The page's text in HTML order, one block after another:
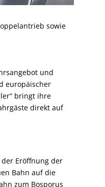
sowie
und
europäischer
bringt ihre
direkt auf
Eröffnung der
Bahn auf die
zum Bosporus